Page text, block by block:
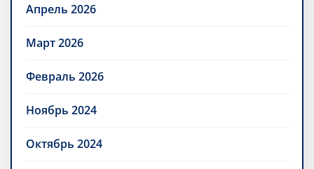
Апрель 2026
Март 2026
Февраль 2026
Ноябрь 2024
Октябрь 2024